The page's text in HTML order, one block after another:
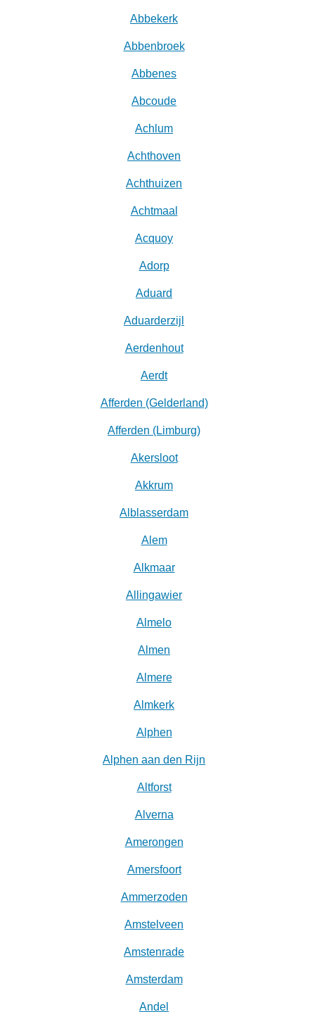
Abbekerk
Abbenbroek
Abbenes
Abcoude
Achlum
Achthoven
Achthuizen
Achtmaal
Acquoy
Adorp
Aduard
Aduarderzijl
Aerdenhout
Aerdt
Afferden (Gelderland)
Afferden (Limburg)
Akersloot
Akkrum
Alblasserdam
Alem
Alkmaar
Allingawier
Almelo
Almen
Almere
Almkerk
Alphen
Alphen aan den Rijn
Altforst
Alverna
Amerongen
Amersfoort
Ammerzoden
Amstelveen
Amstenrade
Amsterdam
Andel